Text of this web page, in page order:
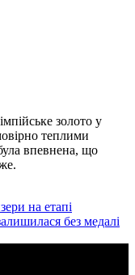
золото у
теплими
впевнена, що
на етапі
без медалі